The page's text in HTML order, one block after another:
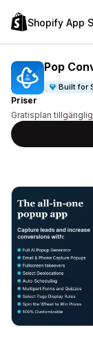
Shopify App
Pop
Built for
Priser
Gratisplan tillgänglig